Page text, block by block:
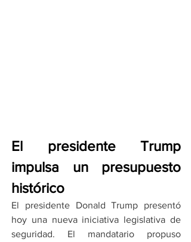
El presidente Trump
impulsa un presupuesto
histórico
El presidente Donald Trump presentó
hoy una nueva iniciativa legislativa de
seguridad. El mandatario propuso